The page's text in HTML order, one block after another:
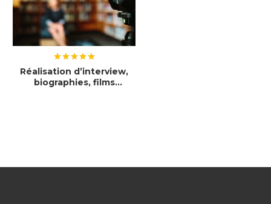
sur 5
Réalisation d’interview,
biographies, films